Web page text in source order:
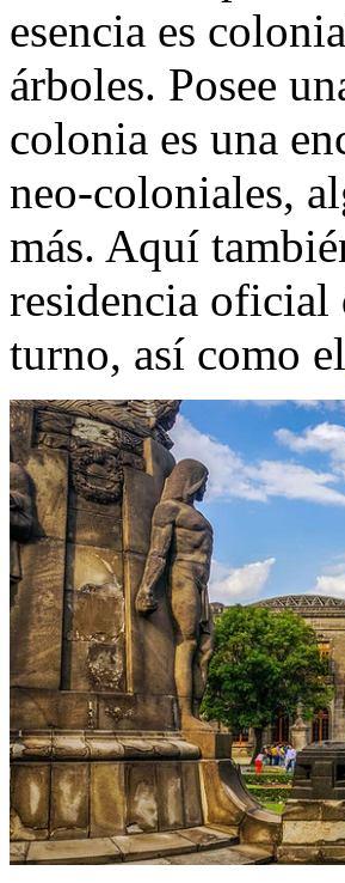
esencia es
árboles. Posee
colonia es una
neo-coloniales,
más. Aquí
residencia oficial
turno, así como el